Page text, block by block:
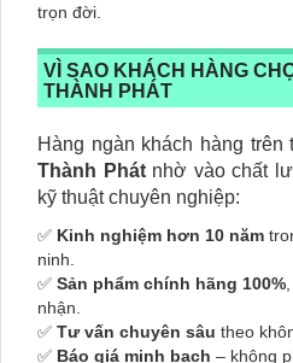
trọn đời.
VÌ SAO KHÁCH HÀNG
THÀNH PHÁT
Hàng ngàn khách hàng
Thành Phátnhờ vào chất
kỹ thuật chuyên nghiệp:
✅ Kinh nghiệm hơn 10 năm
ninh.
✅ Sản phẩm chính hãng 100%
nhận.
✅ Tư vấn chuyên sâu theo
✅ Báo giá minh bạch – không